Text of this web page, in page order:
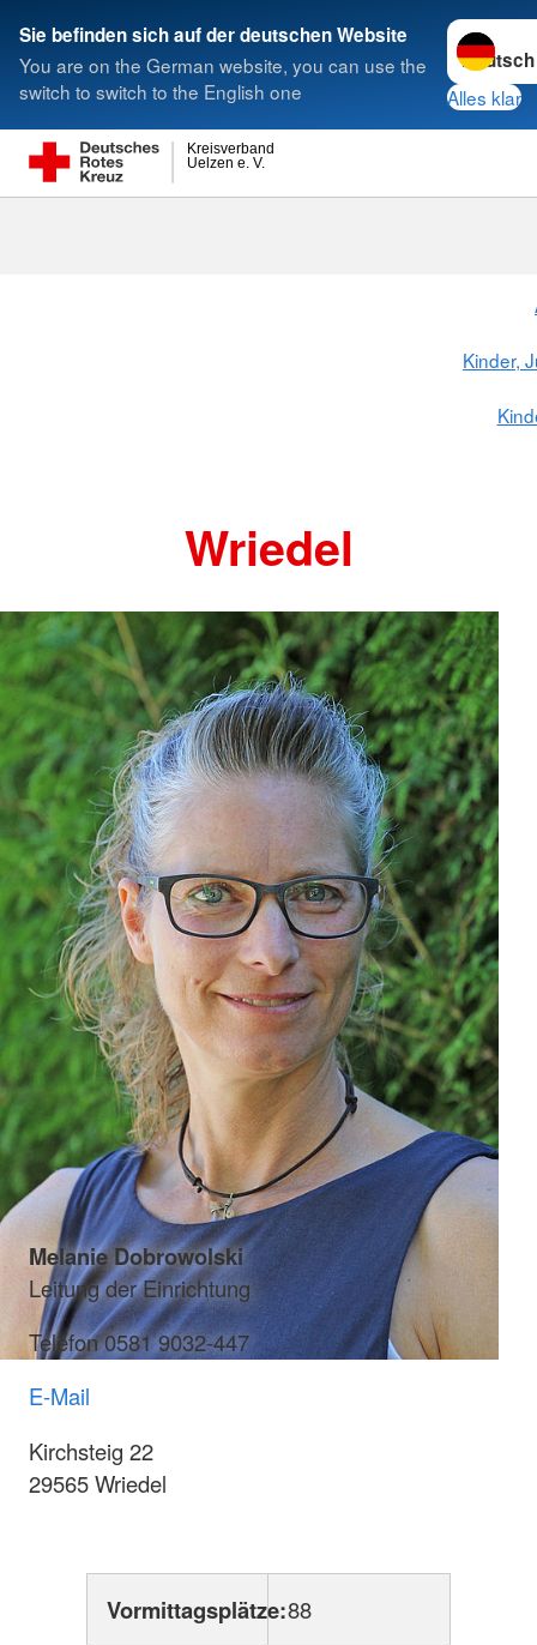
Sie befinden sich auf der deutschen Website
You are on the German website, you can use the
switch to switch to the English one
Sprache
Alles klar
Uelzen e. V.
Kreisverband
Suche
Kinder,
Wriedel
Melanie Dobrowolski
Leitung der Einrichtung
Telefon 0581 9032-447
E-Mail
Kirchsteig 22
29565 Wriedel
Vormittagsplätze:88